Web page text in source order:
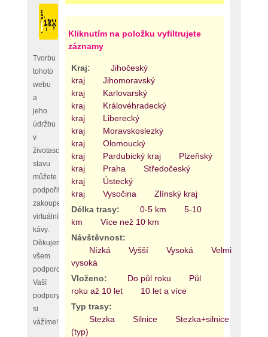
Tvorbu
tohoto
webu
a
jeho
údržbu
v
životaschopném
stavu
můžete
podpořit
zakoupením
virtuální
kávy.
Děkujeme
všem
podporovatelům,
Vaší
podpory
si
vážíme!
Kliknutím na položku vyfiltrujete
záznamy
Kraj:
Jihočeský
kraj
Jihomoravský
kraj
Karlovarský
kraj
Královéhradecký
kraj
Liberecký
kraj
Moravskoslezký
kraj
Olomoucký
kraj
Pardubický kraj
Plzeňský
kraj
Praha
Středočeský
kraj
Ústecký
kraj
Vysočina
Zlínský kraj
Délka trasy:
0-5 km
5-10
km
Více než 10 km
Návštěvnost:
Nízká
Vyšší Vysoká
Velmi
vysoká
Vloženo:
Do půl roku
Půl
roku až 10 let
10 let a více
Typ trasy:
Stezka
Silnice Stezka+silnice
(typ)